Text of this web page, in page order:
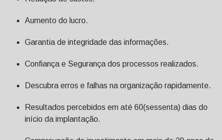
Aumento do lucro.
Garantia de integridade das informações.
Confiança e Segurança dos processos realizados.
Descubra erros e falhas na organização rapidamente.
Resultados percebidos em até 60(sessenta) dias do
início da implantação.